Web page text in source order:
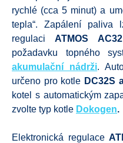
rychlé (cca 5 minut) a
tepla“. Zapálení paliva
regulaciATMOS AC32
požadavku topného
akumulační nádrži.
určeno pro kotle DC32S
kotel s automatickým
zvolte typ kotle Dokogen.
Elektronická regulace